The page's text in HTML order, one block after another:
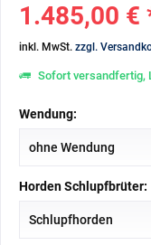
1.485,00 €
inkl. MwSt. zzgl.
Sofort versandfertig,
Wendung:
Horden Schlupfbrüter: